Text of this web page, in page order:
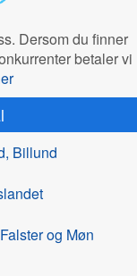
Dersom du finner
betaler vi
Billund
og Møn